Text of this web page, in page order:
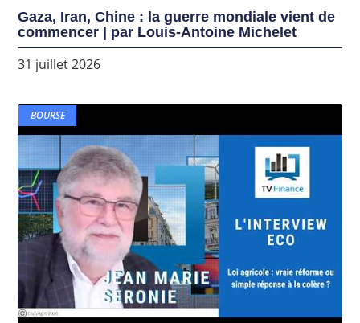
Gaza, Iran, Chine : la guerre mondiale vient de
commencer | par Louis-Antoine Michelet
31 juillet 2026
BOURSE